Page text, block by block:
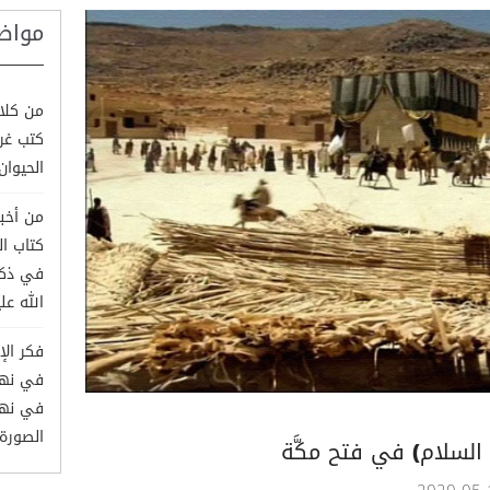
السلام) في فتح مكَّة
من
كتب
الحيوان
من
كتاب
في
الله
فكر
في